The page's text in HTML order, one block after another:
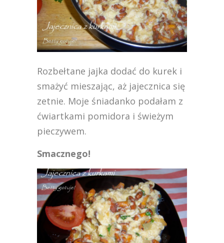
Rozbełtane jajka dodać do kurek i
smażyć mieszając, aż jajecznica się
zetnie. Moje śniadanko podałam z
ćwiartkami pomidora i świeżym
pieczywem.
Smacznego!